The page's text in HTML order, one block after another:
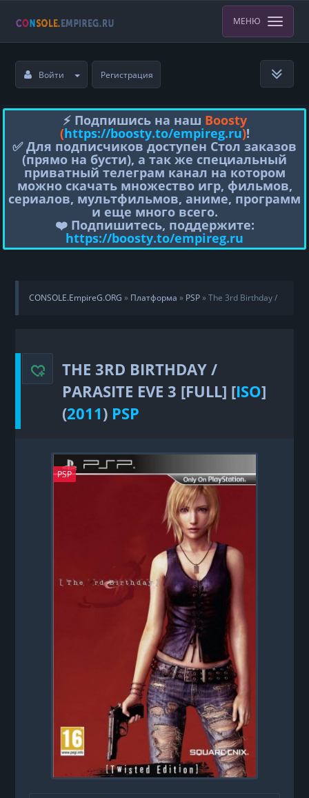
МЕНЮ
Войти Регистрация
⚡️ Подпишись на наш Boosty
(https://boosty.to/empireg.ru)!
✅ Для подписчиков доступен Стол заказов
(прямо на бусти), а так же специальный
приватный телеграм канал на котором
можно скачать множество игр, фильмов,
сериалов, мультфильмов, аниме, программ
и еще много всего.
❤️ Подпишитесь, поддержите:
https://boosty.to/empireg.ru
CONSOLE.EmpireG.ORG » Платформа » PSP» The 3rd Birthday /
THE 3RD BIRTHDAY /
PARASITE EVE 3 [FULL] [ISO]
(2011) PSP
PSP